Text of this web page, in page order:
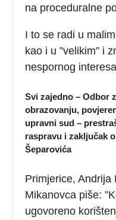
na proceduralne
I to se radi u
kao i u ”velikim” i
nespornog
Svi zajedno – Odbor
obrazovanju,
upravni sud –
raspravu i zaključak
Šeparovića
Primjerice, Andrija
Mikanovca piše:
ugovoreno